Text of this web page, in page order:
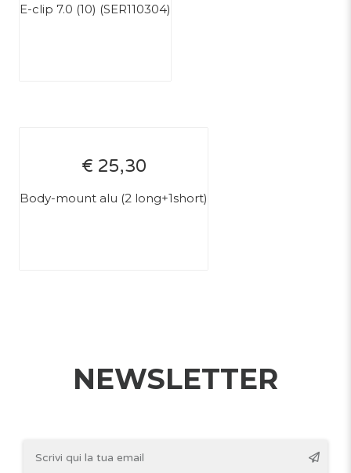
E-clip 7.0 (10) (SER110304)
€ 25,30
Body-mount alu (2 long+1short)
NEWSLETTER